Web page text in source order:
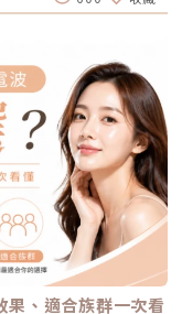
療程結束後，一輩子都
率降到最低。但人體是有
慢慢恢復部分功能。此
零星的痘痘。但整體來
擇在 1 到 2 年後，將
。Q5：打完 AviClear 後
」的安全療程，術後皮
內就會自然消退，完全不
做好「基礎保濕」與「確
去角質等刺激性產品即
美選擇。拿回肌膚的主導
表面的皮膚問題，它更深
痘痘肌患者往往陷入兩
強烈副作用。隨著 2026
世，無疑為醫學美容界
備極長效性的無藥物解
代謝，精準轉移至局部的
了反覆擦藥、吃藥的無盡
的健康臉龐，建議尋求專
織液，恢復期較長（約需
針」與「電波（RF）」
層特定深度時瞬間釋放電
改善老化型毛孔），微針
脂腺（改善出油型毛
體質不適合打高能量雷射
為熱能在皮膚深層釋放，
。對於膚質的「整體優
微針筆（Dermapen）原
造出1,920的微小穿刺通
合機制，刺激膠原蛋白與
樣，大幅提升後續保養精
加乘的養膚效果。適合族
以及對部分能量型療程較
評估）。效果與特色：
對簡單，反黑機率極
膚質與毛孔細緻度的新
清楚怎麼挑選，我們整理
後保養黃金法則許多人投
之所以被視為新一代的
安全的方式處理色素問
系統會先掃描肌膚，辨識
依賴肉眼判斷，而是能透
對於斑點多、深淺不一
的精準度。CPTL 超冷卻
熱能過高造成紅腫、脫
迅速降溫，使肌膚保持在
覆後，不僅治療時更舒
許多。VSLS色素冷剝離
熱燒灼黑色素，而是以機
體自然代謝。這項機制能
響，讓整個治療更溫和，
三項核心技術的搭配，
、更穩定的方式改善色
期待。Reepot 為何能將
能做到治療後「撕
術後設計密切相關。
層黑色素逐漸被帶向角質
是在加強地基與支撐結
的縮寫。原理是透過
收縮，並啟動後續的膠原
象，電波不是只打一個
膠原纖維遇到適當熱能，
、平整的感覺。所以電波
視覺變細緻、臉部鬆弛感
皮膚緊緻」和「膚質改
嘴邊有細紋、臉頰摸起來
意，電波不是做完就立刻
人會先感覺皮膚有收緊
漸出現。音波是什麼？重
式超音波能量，常見名
能量聚焦到皮膚深層，形
部分音波療程可透過不
，例如常被討論的
傳統拉皮手術也會處理這
能量送到較深層的支撐結
果、適合族群一次看